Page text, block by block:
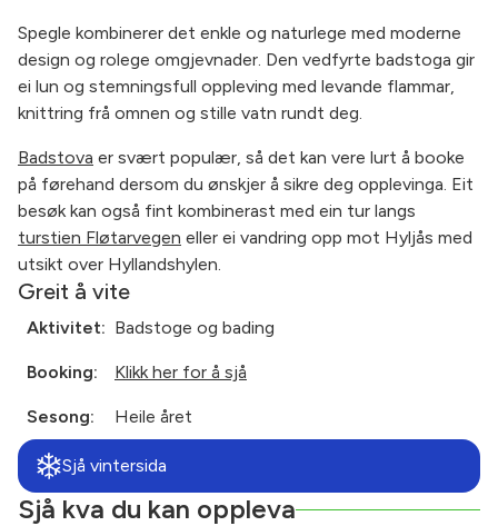
Spegle kombinerer det enkle og naturlege med moderne
design og rolege omgjevnader. Den vedfyrte badstoga gir
ei lun og stemningsfull oppleving med levande flammar,
knittring frå omnen og stille vatn rundt deg.
Badstova er svært populær, så det kan vere lurt å booke
på førehand dersom du ønskjer å sikre deg opplevinga. Eit
besøk kan også fint kombinerast med ein tur langs
turstien Fløtarvegen eller ei vandring opp mot Hyljås med
utsikt over Hyllandshylen.
Greit å vite
Aktivitet: Badstoge og bading
Booking: Klikk her for å sjå
Sesong: Heile året
Sjå vintersida
Sjå kva du kan oppleva